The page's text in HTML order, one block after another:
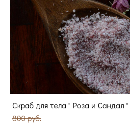
Скраб для тела " Роза и Сандал "
800 pуб.